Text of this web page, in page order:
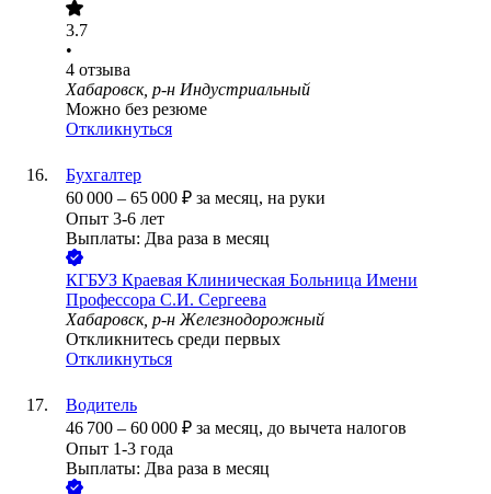
3.7
•
4 отзыва
Хабаровск, р-н Индустриальный
Можно без резюме
Откликнуться
Бухгалтер
60 000 – 65 000 ₽ за месяц, на руки
Опыт 3-6 лет
Выплаты: Два раза в месяц
КГБУЗ Краевая Клиническая Больница Имени
Профессора С.И. Сергеева
Хабаровск, р-н Железнодорожный
Откликнитесь среди первых
Откликнуться
Водитель
46 700 – 60 000 ₽ за месяц, до вычета налогов
Опыт 1-3 года
Выплаты: Два раза в месяц